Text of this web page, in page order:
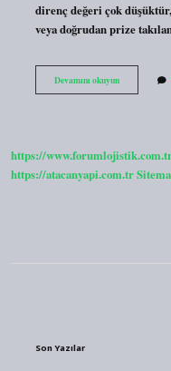
direnç değeri çok
veya doğrudan prize
Devamını okuyunMultimetre
Ne
https://
https://atacanyapi.com.tr
Son Yazılar